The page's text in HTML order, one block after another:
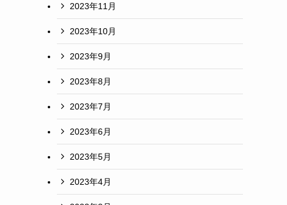
2023年11月
2023年10月
2023年9月
2023年8月
2023年7月
2023年6月
2023年5月
2023年4月